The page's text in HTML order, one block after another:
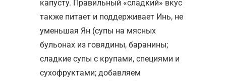
капусту. Правильный «сладкий» вкус
также питает и поддерживает Инь, не
уменьшая Ян (супы на мясных
бульонах из говядины, баранины;
сладкие супы с крупами, специями и
сухофруктами; добавляем